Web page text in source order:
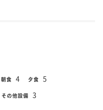
朝食 4 夕食 5
その他設備 3